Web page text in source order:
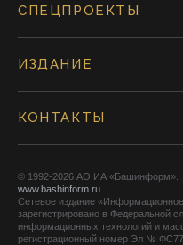
СПЕЦПРОЕКТЫ
ИЗДАНИЕ
КОНТАКТЫ
© 1992-2026 АО ИА «Башинформ».
www.bashinform.ru
Сетевое издание
зарегистрировано в Федеральной
информационных технологий и
регистрационный номер Эл №